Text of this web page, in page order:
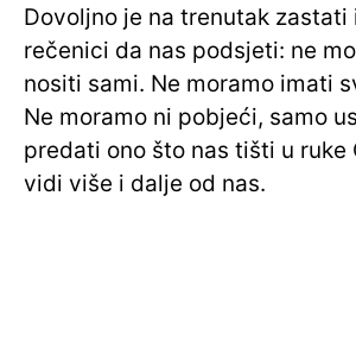
Dovoljno je na trenutak
rečenici da nas podsjeti: ne
nositi sami. Ne moramo imati
Ne moramo ni pobjeći, samo
predati ono što nas tišti u ruke
vidi više i dalje od nas.